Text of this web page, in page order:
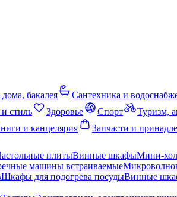
бакалея Сантехника и
стиль Здоровье Спорт Туризм,
и канцелярия Запчасти и
плитыВинные шкафыМини-
машины встраиваемые
Шкафы для подогрева посудыВинные